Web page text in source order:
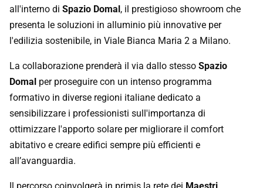
presenta le soluzioni in alluminio più innovative per
l'edilizia sostenibile, in Viale Bianca Maria 2 a Milano.
Domalper proseguire con un intenso programma
formativo in diverse regioni italiane dedicato a
sensibilizzare i professionisti sull'importanza di
ottimizzare l'apporto solare per migliorare il comfort
abitativo e creare edifici sempre più efficienti e
all’avanguardia.